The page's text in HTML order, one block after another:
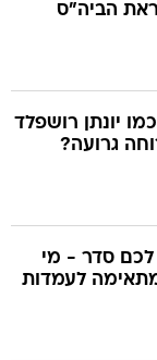
הביה"ס
יונתן רושפלד
גרועה?
סדר - מי
לעמדות